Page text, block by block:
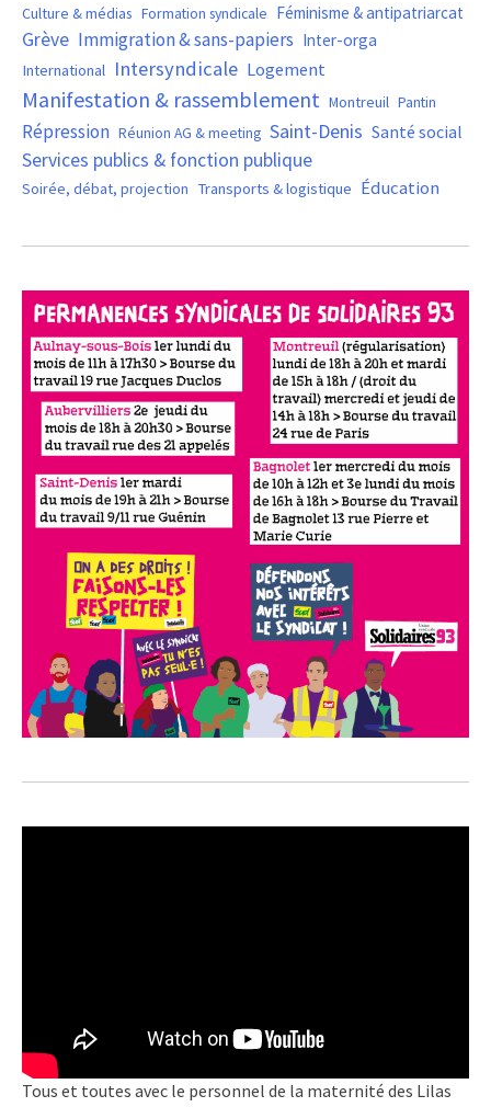
Culture & médias Formation syndicale Féminisme & antipatriarcat
Grève Immigration & sans-papiers Inter-orga
International Intersyndicale Logement
Manifestation & rassemblement Montreuil Pantin
Répression Réunion AG & meeting Saint-Denis Santé social
Services publics & fonction publique
Soirée, débat, projection Transports & logistique Éducation
Tous et toutes avec le personnel de la maternité des Lilas